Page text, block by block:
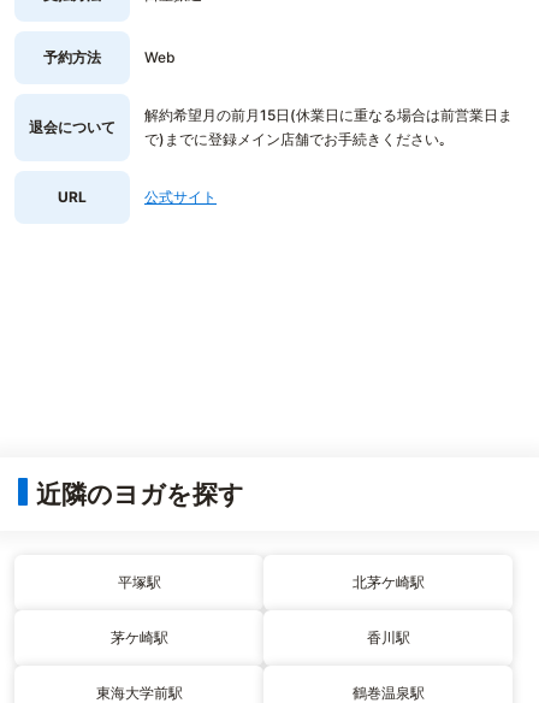
予約方法 Web
退会について
解約希望月の前月15日(休業日に重なる場合は前営業日ま
で)までに登録メイン店舗でお手続きください｡
URL 公式サイト
近隣のヨガを探す
平塚駅 北茅ケ崎駅
茅ケ崎駅 香川駅
東海大学前駅 鶴巻温泉駅